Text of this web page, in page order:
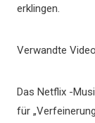
erklingen.
Verwandte Video
Das Netflix -
für